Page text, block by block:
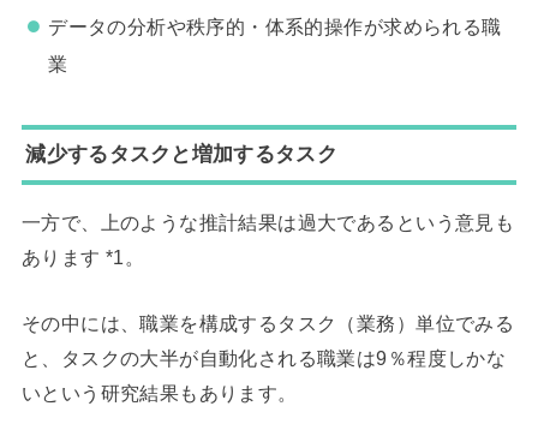
データの分析や秩序的・体系的操作が求められる職
業
減少するタスクと増加するタスク
一方で、上のような推計結果は過大であるという意見も
あります *1。
その中には、職業を構成するタスク（業務）単位でみる
と、タスクの大半が自動化される職業は9％程度しかな
いという研究結果もあります。